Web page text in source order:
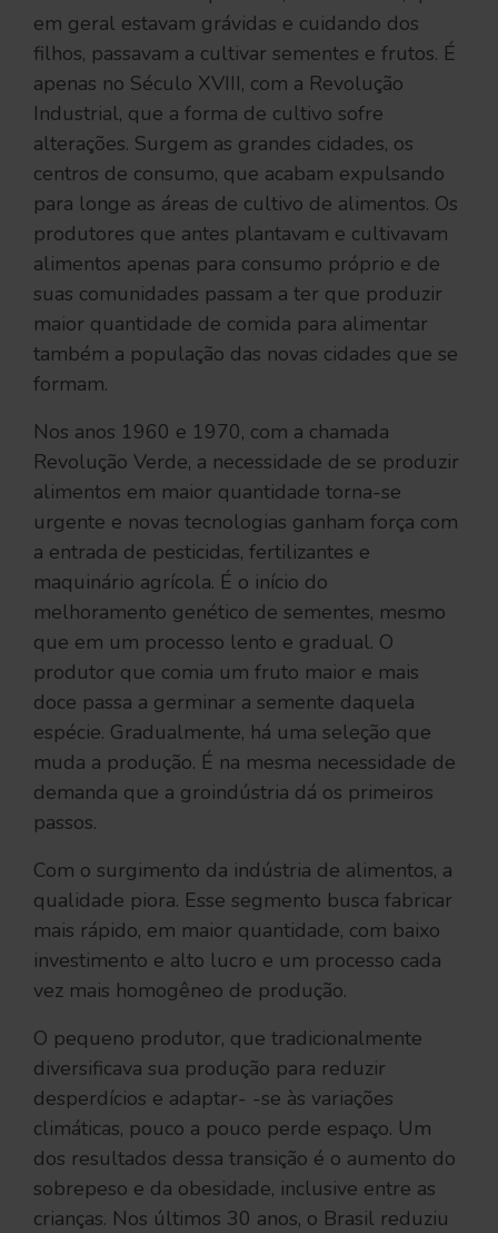
em geral estavam grávidas e cuidando dos
filhos, passavam a cultivar sementes e frutos. É
apenas no Século XVIII, com a Revolução
Industrial, que a forma de cultivo sofre
alterações. Surgem as grandes cidades, os
centros de consumo, que acabam expulsando
para longe as áreas de cultivo de alimentos. Os
produtores que antes plantavam e cultivavam
alimentos apenas para consumo próprio e de
suas comunidades passam a ter que produzir
maior quantidade de comida para alimentar
também a população das novas cidades que se
formam.
Nos anos 1960 e 1970, com a chamada
Revolução Verde, a necessidade de se produzir
alimentos em maior quantidade torna-se
urgente e novas tecnologias ganham força com
a entrada de pesticidas, fertilizantes e
maquinário agrícola. É o início do
melhoramento genético de sementes, mesmo
que em um processo lento e gradual. O
produtor que comia um fruto maior e mais
doce passa a germinar a semente daquela
espécie. Gradualmente, há uma seleção que
muda a produção. É na mesma necessidade de
demanda que a groindústria dá os primeiros
passos.
Com o surgimento da indústria de alimentos, a
qualidade piora. Esse segmento busca fabricar
mais rápido, em maior quantidade, com baixo
investimento e alto lucro e um processo cada
vez mais homogêneo de produção.
O pequeno produtor, que tradicionalmente
diversificava sua produção para reduzir
desperdícios e adaptar- -se às variações
climáticas, pouco a pouco perde espaço. Um
dos resultados dessa transição é o aumento do
sobrepeso e da obesidade, inclusive entre as
crianças. Nos últimos 30 anos, o Brasil reduziu